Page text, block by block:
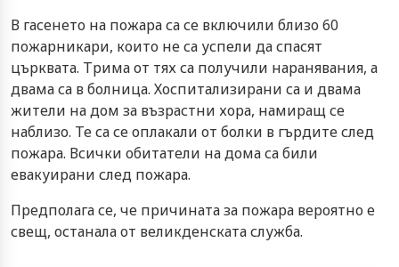
В гасенето на пожара са се включили близо 60
пожарникари, които не са успели да спасят
църквата. Трима от тях са получили наранявания, а
двама са в болница. Хоспитализирани са и двама
жители на дом за възрастни хора, намиращ се
наблизо. Те са се оплакали от болки в гърдите след
пожара. Всички обитатели на дома са били
евакуирани след пожара.
Предполага се, че причината за пожара вероятно е
свещ, останала от великденската служба.